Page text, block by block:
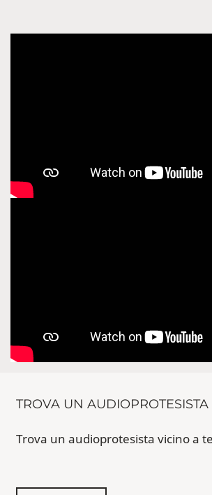
TROVA UN AUDIOPROTESISTA
Trova un audioprotesista vicino a